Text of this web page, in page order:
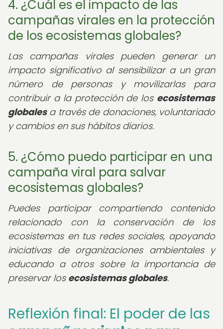
4. ¿Cuál es el impacto de las
campañas virales en la protección
de los ecosistemas globales?
Las campañas virales pueden generar un
impacto significativo al sensibilizar a un gran
número de personas y movilizarlas para
contribuir a la protección de los ecosistemas
globalesa través de donaciones, voluntariado
y cambios en sus hábitos diarios.
5. ¿Cómo puedo participar en una
campaña viral para salvar
ecosistemas globales?
Puedes participar compartiendo contenido
relacionado con la conservación de los
ecosistemas en tus redes sociales, apoyando
iniciativas de organizaciones ambientales y
educando a otros sobre la importancia de
preservar los ecosistemas globales.
Reflexión final: El poder de las